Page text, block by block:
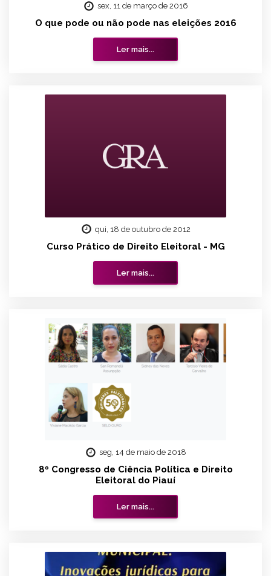
sex, 11 de março de 2016
O que pode ou não pode nas eleições 2016
Ler mais...
qui, 18 de outubro de 2012
Curso Prático de Direito Eleitoral - MG
Ler mais...
seg, 14 de maio de 2018
8º Congresso de Ciência Política e Direito
Eleitoral do Piauí
Ler mais...